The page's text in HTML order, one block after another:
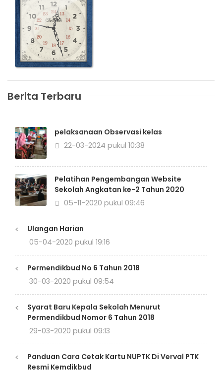
Berita Terbaru
pelaksanaan Observasi kelas
22-03-2024 pukul 10:38
Pelatihan Pengembangan Website
Sekolah Angkatan ke-2 Tahun 2020
05-11-2020 pukul 09:46
<
Ulangan Harian
05-04-2020 pukul 19:16
<
Permendikbud No 6 Tahun 2018
30-03-2020 pukul 09:54
<
Syarat Baru Kepala Sekolah Menurut
Permendikbud Nomor 6 Tahun 2018
29-03-2020 pukul 09:13
<
Panduan Cara Cetak Kartu NUPTK Di Verval PTK
Resmi Kemdikbud